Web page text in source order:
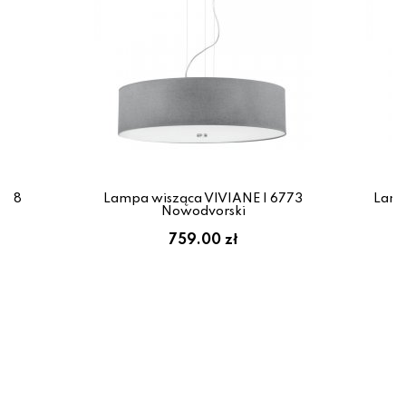
Lampa wisząca VIVIANE I 6773
Nowodvorski
759.00 zł